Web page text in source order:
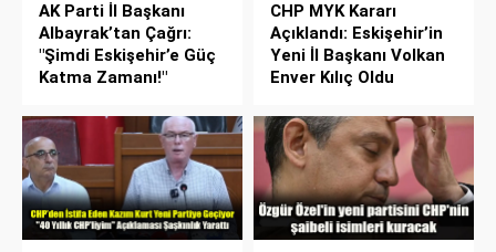
AK Parti İl Başkanı
Albayrak’tan Çağrı:
"Şimdi Eskişehir’e Güç
Katma Zamanı!"
CHP MYK Kararı
Açıklandı: Eskişehir’in
Yeni İl Başkanı Volkan
Enver Kılıç Oldu